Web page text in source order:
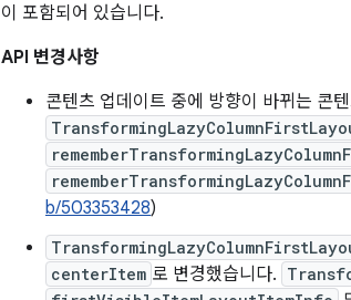
이 포함되어 있습니다.
API 변경사항
콘텐츠 업데이트 중에 방향이 바뀌는 콘
b/503353428)
centerItem 로 변경했습니다.